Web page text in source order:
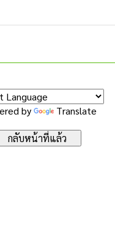
by Translate